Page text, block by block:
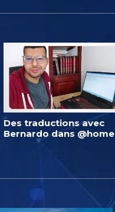
Des traductions avec
Bernardo dans @home